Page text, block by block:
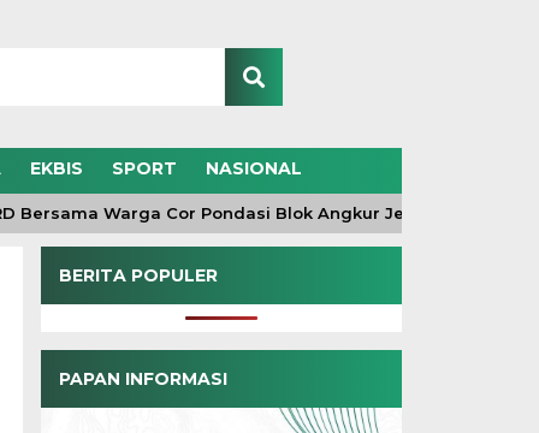
EKBIS SPORT NASIONAL
Bersama Warga Cor Pondasi Blok Angkur Jembatan
BERITA POPULER
PAPAN INFORMASI